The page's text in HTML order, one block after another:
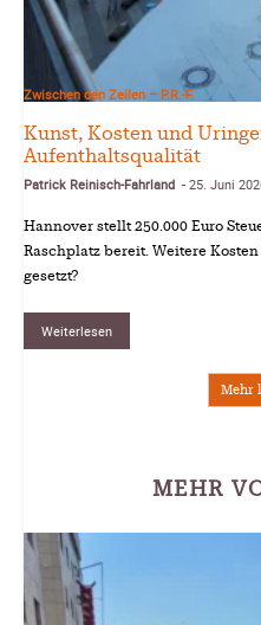
Zwischen den Zeilen – P.R.-F.
Kunst, Kosten und
Aufenthaltsqualität
Patrick Reinisch-Fahrland - 25. Juni
Hannover stellt 250.000 Euro
Raschplatz bereit. Weitere
gesetzt?
Weiterlesen
Mehr
MEHR